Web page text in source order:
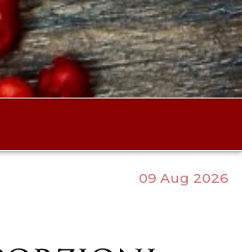
09 Aug 2026